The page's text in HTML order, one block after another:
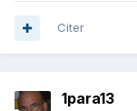
Citer
1para13